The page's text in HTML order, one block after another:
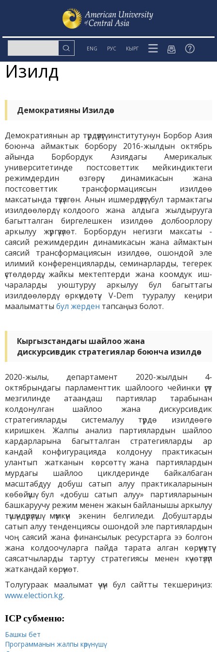
ENG РУС КЫРГ
Изилдөө
Демократияны Изилдөө
Демократиянын ар түрдүүлүгү институтунун Борбор Азия
боюнча аймактык борбору 2016-жылдын октябрь
айында Борбордук Азиядагы Америкалык
университетинде постсоветтик мейкиндиктеги
режимдердин өзгөрүү динамикасын жана
постсоветтик трансформациясын изилдөө
максатында түзүлгөн. Анын ишмердүүлүгү бул тармактагы
изилдөөлөрдү колдоого жана алдыга жылдырууга
багытталган биргелешкен изилдөө долбоорлору
аркылуу жүргүзүлөт. Борбордун негизги максаты -
саясий режимдердин динамикасын жана аймактын
саясий трансформациясын изилдөө, ошондой эле
илимий конференцияларды, семинарларды, тегерек
үстөлдөрдү, жайкы мектептерди жана коомдук иш-
чараларды уюштуруу аркылуу бул багыттагы
изилдөөлөрдү өркүндөтүү. V-Dem тууралуу кеңири
маалыматты бул жерден тапсаңыз болот.
Кыргызстандагы шайлоо жана
дискурсивдик стратегиялар боюнча изилдөө
2020-жылы, департамент 2020-жылдын 4-
октябрындагы парламенттик шайлоого чейинки үгүт
мезгилинде атаандаш партиялар тарабынан
колдонулган шайлоо жана дискурсивдик
стратегияларды системалуу түрдө изилдөөгө
киришкен. Жалпы анализ партиялардын шайлоо
кардарларына багытталган стратегияларды ар
кандай конфигурацияда колдонуу практикасын
улантып жатканын көрсөттү жана партиялардын
мурдагы шайлоо циклдеринде байкалбаган
масштабдуу добуш сатып алуу практикаларынын
көбөйүшү бул «добуш сатып алуу» партияларынын
башкаруучу режим менен жакын байланышы аркылуу
түшүндүрүлүшү мүмкүн экенин белгиледи. Добуштарды
сатып алуу тенденциясы ошондой эле партиялардын
чоң саясий жана финансылык ресурстарга ээ болгон
жана колдоочуларга пайда тарата алган көрүнүктүү
саясатчыларды тартуу стратегиясы менен күчөтүлүп
жаткандай көрүнөт.
Толугураак маалымат үчүн бул сайтты текшериңиз:
www.election.kg.
ICP cубменю:
Башкы бет
Программанын жалпы көрүнүшү